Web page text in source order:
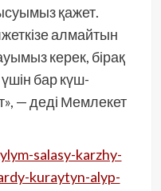
қажет.
алмайтын
керек, бірақ
бар күш-
— деді Мемлекет
salasy-karzhy-
kuraytyn-alyp-